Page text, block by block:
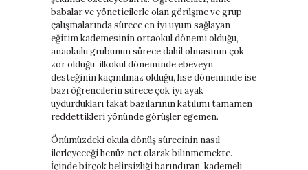
babalar ve yöneticilerle olan görüşme ve grup
çalışmalarında sürece en iyi uyum sağlayan
eğitim kademesinin ortaokul dönemi olduğu,
anaokulu grubunun sürece dahil olmasının çok
zor olduğu, ilkokul döneminde ebeveyn
desteğinin kaçınılmaz olduğu, lise döneminde ise
bazı öğrencilerin sürece çok iyi ayak
uydurdukları fakat bazılarının katılımı tamamen
reddettikleri yönünde görüşler egemen.
Önümüzdeki okula dönüş sürecinin nasıl
ilerleyeceği henüz net olarak bilinmemekte.
İçinde birçok belirsizliği barındıran, kademeli